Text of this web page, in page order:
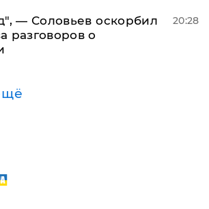
— Соловьев оскорбил
разговоров о
20:28